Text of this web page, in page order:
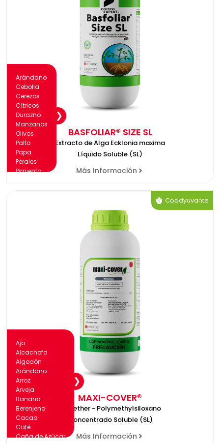
Arándano
Cebolla
Cerezos
Cítricos
Durazno
Manzanos
Olivos
Palto
Papa
Perales
Pimiento
BASFOLIAR® SIZE SL
Extracto de Alga Ecklonia maxima
Líquido Soluble (SL)
Más Información
Ajo
Alcachofa
Algodón
Arándano
Arroz
Arveja
Banano
Berenjena
Cacao
Café
Caña de Azúcar
MAXI-COVER®
Polyether - Polymethylsiloxano
Concentrado Soluble (SL)
Más Información
Coadyuvante